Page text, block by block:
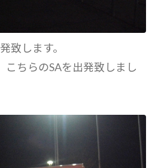
致します。
こちらのSAを出発致しまし